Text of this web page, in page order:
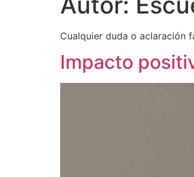
Cualquier duda o aclaración
Impacto